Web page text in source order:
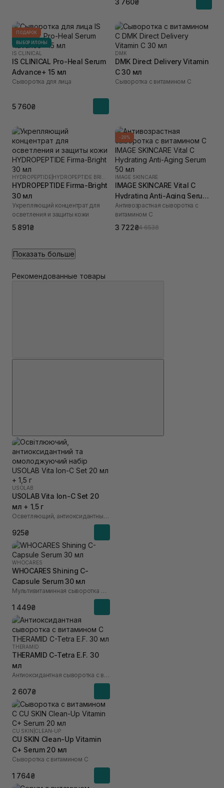
ПОДАРОК
ВЫБОР ИЛОНЫ
IS CLINICAL
IS CLINICAL Pro-Heal Serum
Advance+ 15 мл
Сыворотка для лица
5 760₴
DMK
DMK Direct Delivery Vitamin
C 30 мл
Сыворотка с витамином C
HYDROPEPTIDE
HYDROPEPTIDE Firma-Bright
30 мл
Укрепляющий концентрат для
осветления и защиты кожи
5 891₴
-20%
IMAGE SKINCARE
IMAGE SKINCARE Vital C
Hydrating Anti-Aging Serum
50 мл
Антивозрастная сыворотка с
витамином C
3 722₴4 653₴
Показать больше
Рекомендованные товары
USOLAB
USOLAB Vita Ion-C Set 20
мл + 1,5 г
Осветляющий, антиоксидантный и омолаживающий набор
925₴
WHOCARES
WHOCARES Shining C-
Capsule Serum 30 мл
Мультивитаминная сыворотка для лица с инкапсулированным витамином C
1 449₴
THERAMID
THERAMID C-Tetra E.F. 30
мл
Антиоксидантная сыворотка с витамином C
2 607₴
CU SKIN CLEAN-UP
CU SKIN Clean-Up Vitamin
C+ Serum 20 мл
Сыворотка с витамином С
1 764₴